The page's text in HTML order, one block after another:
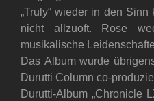
„Truly“ wieder in den
nicht allzuoft. Rose
musikalische
Das Album wurde
Durutti Column co-
Durutti-Album „Chronicle